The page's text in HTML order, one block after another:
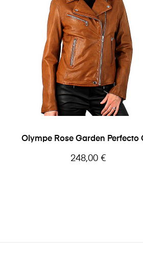
Olympe Rose Garden Perfecto
Prix
248,00 €